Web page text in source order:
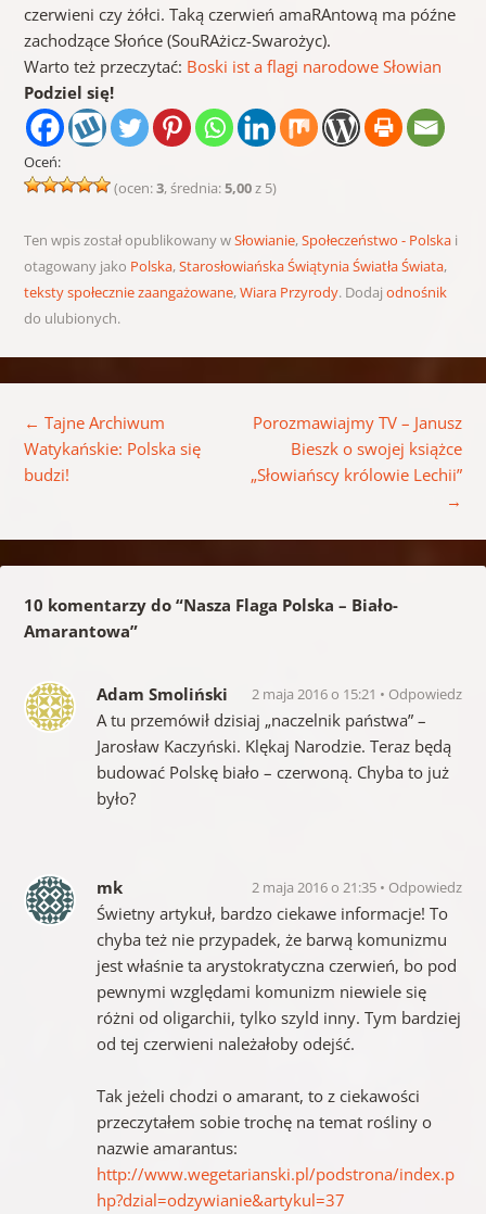
czerwieni czy żółci. Taką czerwień amaRAntową ma późne
zachodzące Słońce (SouRAżicz-Swarożyc).
Warto też przeczytać: Boski ist a flagi narodowe Słowian
Podziel się!
Oceń:
(ocen:3, średnia:5,00z 5)
Ten wpis został opublikowany wSłowianie,Społeczeństwo - Polskai
otagowany jako Polska,Starosłowiańska Świątynia Światła Świata,
teksty społecznie zaangażowane,Wiara Przyrody. Dodaj odnośnik
do ulubionych.
← Tajne Archiwum
Watykańskie: Polska się
budzi!
Porozmawiajmy TV – Janusz
Bieszk o swojej książce
„Słowiańscy królowie Lechii”
→
10 komentarzy do “Nasza Flaga Polska – Biało-
Amarantowa”
Adam Smoliński 2 maja 2016 o 15:21 Odpowiedz
A tu przemówił dzisiaj „naczelnik państwa” –
Jarosław Kaczyński. Klękaj Narodzie. Teraz będą
budować Polskę biało – czerwoną. Chyba to już
było?
mk 2 maja 2016 o 21:35 Odpowiedz
Świetny artykuł, bardzo ciekawe informacje! To
chyba też nie przypadek, że barwą komunizmu
jest właśnie ta arystokratyczna czerwień, bo pod
pewnymi względami komunizm niewiele się
różni od oligarchii, tylko szyld inny. Tym bardziej
od tej czerwieni należałoby odejść.
Tak jeżeli chodzi o amarant, to z ciekawości
przeczytałem sobie trochę na temat rośliny o
nazwie amarantus:
http://www.wegetarianski.pl/podstrona/index.p
hp?dzial=odzywianie&artykul=37